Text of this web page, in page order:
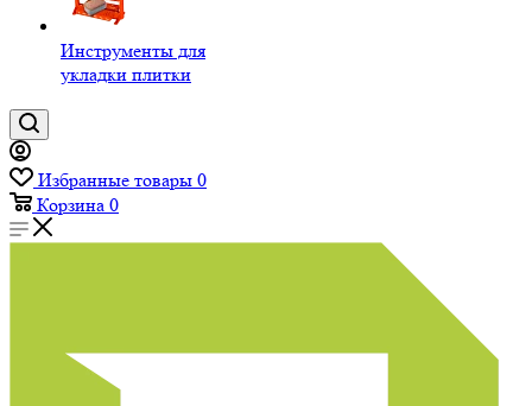
Инструменты для
укладки плитки
Избранные товары 0
Корзина 0